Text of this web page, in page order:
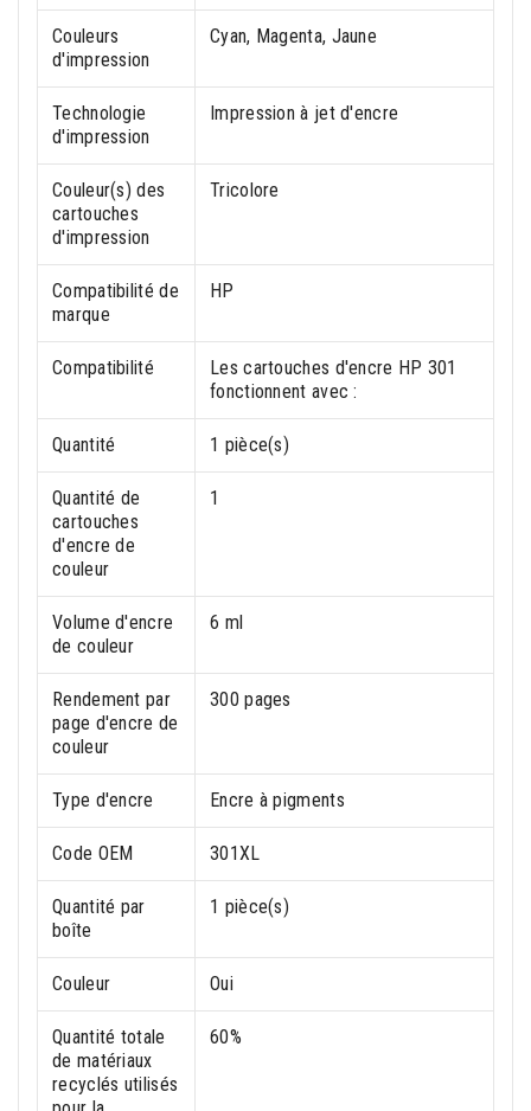
Couleurs
d'impression
Cyan, Magenta, Jaune
Technologie
d'impression
Impression à jet d'encre
Couleur(s) des
cartouches
d'impression
Tricolore
Compatibilité de
marque
HP
Compatibilité
Les cartouches d'encre HP 301
fonctionnent avec :
Quantité 1 pièce(s)
Quantité de
cartouches
d'encre de
couleur
1
Volume d'encre
de couleur
6 ml
Rendement par
page d'encre de
couleur
300 pages
Type d'encre Encre à pigments
Code OEM 301XL
Quantité par
boîte
1 pièce(s)
Couleur Oui
Quantité totale
de matériaux
recyclés utilisés
60%